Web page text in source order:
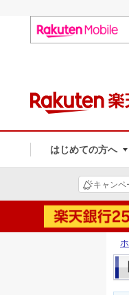
はじめての方へ
キャンペ